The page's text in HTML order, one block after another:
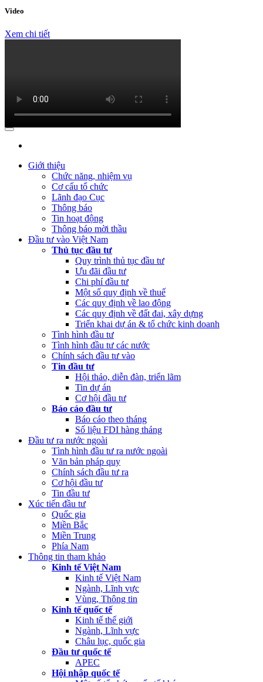
(Thứ Tư, 31/01/2024 09:04)
quy định về việc thành lập, quản lý và sử dụng Quỹ hỗ trợ đầu tư
(Thứ Hai, 09/10/2023 03:45)Quyết định về việc công bố công khai
(Thứ Ba, 04/07/2023 05:29)Báo cáo tình hình công khai ngân sách
Quý 2 năm 2023
(Thứ Tư, 12/04/2023 03:20)
thực hiện dự toán NSNN Quý 1 năm 2023
(Thứ Ba, 21/03/2023 04:55)
2022 của Ban Quản lý dự án Nâng cấp và phát triển Hệ thống
thông tin quốc gia về đầu tư
(Thứ Hai, 20/03/2023 05:26)
NSNN Quý 4 và cả năm 2022
(Thứ Hai, 20/03/2023 05:17)
sách nhà nước năm 2022 cùa Trung tâm Xúc tiến đầu tư phía Bắc
(Thứ Sáu, 24/02/2023 05:43) Việt Nam, Bỉ thúc đẩy hợp tác đổi
Video
Xem chi tiết
Giới thiệu
Chức năng, nhiệm vụ
Cơ cấu tổ chức
Lãnh đạo Cục
Thông báo
Tin hoạt động
Thông báo mời thầu
Đầu tư vào Việt Nam
Thủ tục đầu tư
Quy trình thủ tục đầu tư
Ưu đãi đầu tư
Chi phí đầu tư
Một số quy định về thuế
Các quy định về lao động
Các quy định về đất đai, xây dựng
Triển khai dự án & tổ chức kinh doanh
Tình hình đầu tư
Tình hình đầu tư các nước
Chính sách đầu tư vào
Tin đầu tư
Hội thảo, diễn đàn, triển lãm
Tin dự án
Cơ hội đầu tư
Báo cáo đầu tư
Báo cáo theo tháng
Số liệu FDI hàng tháng
Đầu tư ra nước ngoài
Tình hình đầu tư ra nước ngoài
Văn bản pháp quy
Chính sách đầu tư ra
Cơ hội đầu tư
Tin đầu tư
Xúc tiến đầu tư
Quốc gia
Miền Bắc
Miền Trung
Phía Nam
Thông tin tham khảo
Kinh tế Việt Nam
Kinh tế Việt Nam
Ngành, Lĩnh vực
Vùng, Thông tin
Kinh tế quốc tế
Kinh tế thế giới
Ngành, Lĩnh vực
Châu lục, quốc gia
Đầu tư quốc tế
APEC
Hội nhập quốc tế